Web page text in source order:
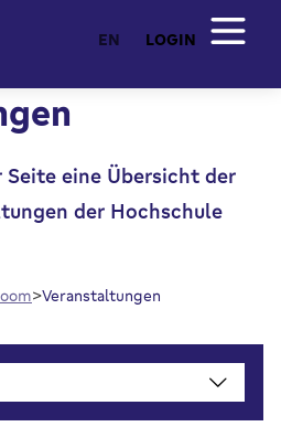
EN LOGIN
eine Übersicht der
der Hochschule
Veranstaltungen